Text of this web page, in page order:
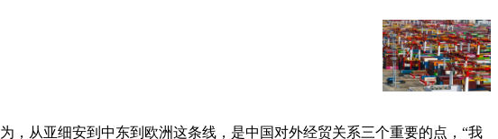
从亚细安到中东到欧洲这条线，是中国对外经贸关系三个重要的点，“我